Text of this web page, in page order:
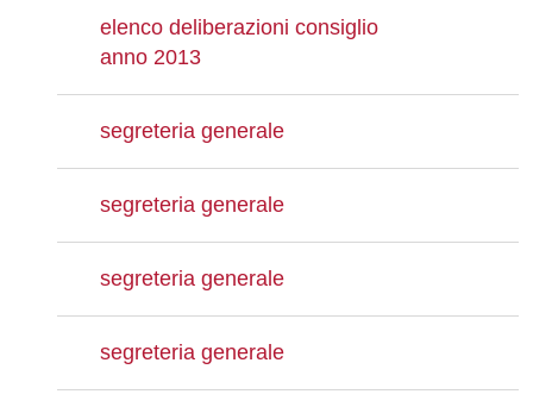
elenco deliberazioni consiglio
anno 2013
segreteria generale
segreteria generale
segreteria generale
segreteria generale